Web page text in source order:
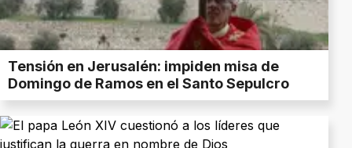
Tensión en Jerusalén: impiden misa de
Domingo de Ramos en el Santo Sepulcro